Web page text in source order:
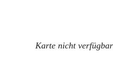
Karte nicht verfügbar